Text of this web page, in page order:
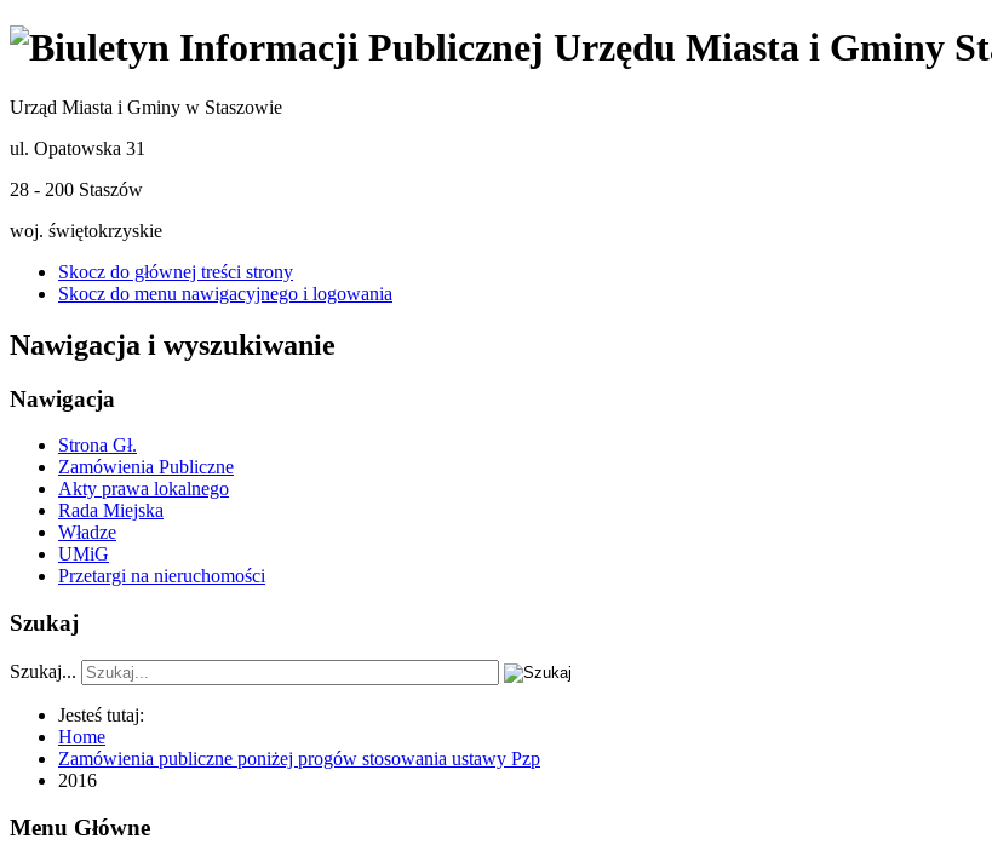
Urząd Miasta i Gminy w Staszowie
ul. Opatowska 31
28 - 200 Staszów
woj. świętokrzyskie
Skocz do głównej treści strony
Skocz do menu nawigacyjnego i logowania
Nawigacja i wyszukiwanie
Nawigacja
Strona Gł.
Zamówienia Publiczne
Akty prawa lokalnego
Rada Miejska
Władze
UMiG
Przetargi na nieruchomości
Szukaj
Szukaj...
Jesteś tutaj:
Home
Zamówienia publiczne poniżej progów stosowania ustawy Pzp
2016
Menu Główne